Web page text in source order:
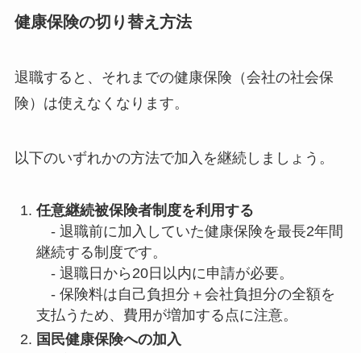
健康保険の切り替え方法
退職すると、それまでの健康保険（会社の社会保
険）は使えなくなります。
以下のいずれかの方法で加入を継続しましょう。
任意継続被保険者制度を利用する
- 退職前に加入していた健康保険を最長2年間
継続する制度です。
- 退職日から20日以内に申請が必要。
- 保険料は自己負担分＋会社負担分の全額を
支払うため、費用が増加する点に注意。
国民健康保険への加入